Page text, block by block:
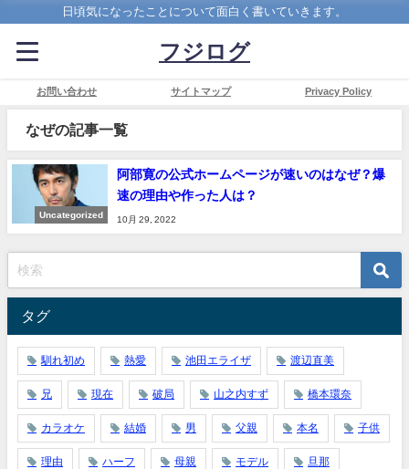
日頃気になったことについて面白く書いていきます。
フジログ
お問い合わせ サイトマップ Privacy Policy
なぜの記事一覧
Uncategorized
阿部寛の公式ホームページが速いのはなぜ？爆
速の理由や作った人は？
10月 29, 2022
タグ
馴れ初め 熱愛 池田エライザ 渡辺直美
兄 現在 破局 山之内すず 橋本環奈
カラオケ 結婚 男 父親 本名 子供
理由 ハーフ 母親 モデル 旦那